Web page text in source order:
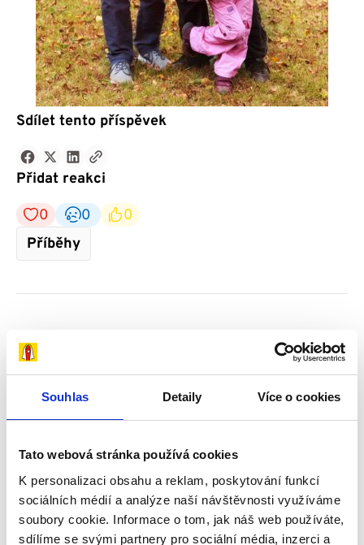
Souhlas Detaily Více o cookies
Tato webová stránka používá cookies
K personalizaci obsahu a reklam, poskytování funkcí
sociálních médií a analýze naší návštěvnosti využíváme
soubory cookie. Informace o tom, jak náš web používáte,
sdílíme se svými partnery pro sociální média, inzerci a
Sdílet tento příspěvek
Přidat reakci
0
0
0
Příběhy